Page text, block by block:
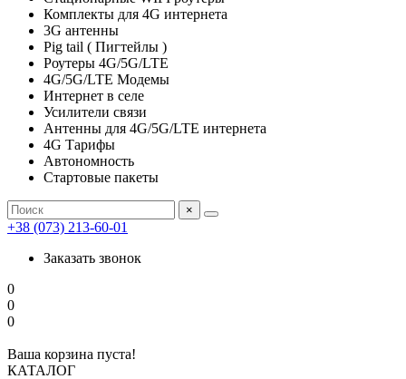
Комплекты для 4G интернета
3G антенны
Pig tail ( Пигтейлы )
Роутеры 4G/5G/LTE
4G/5G/LTE Модемы
Интернет в селе
Усилители связи
Антенны для 4G/5G/LTE интернета
4G Тарифы
Автономность
Стартовые пакеты
×
+38 (073) 213-60-01
Заказать звонок
0
0
0
Ваша корзина пуста!
КАТАЛОГ